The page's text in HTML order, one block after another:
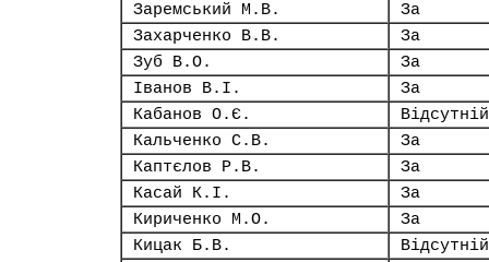
Заремський М.В.
За
Захарченко В.В.
За
Зуб В.О.
За
Іванов В.І.
За
Кабанов О.Є.
Відсутній
Кальченко С.В.
За
Каптєлов Р.В.
За
Касай К.І.
За
Кириченко М.О.
За
Кицак Б.В.
Відсутній